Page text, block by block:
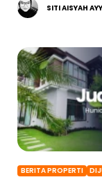
SITI AISYAH
BERITA PROPERTI